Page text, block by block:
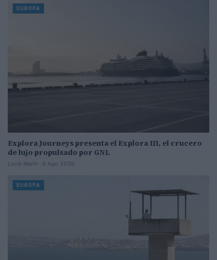
EUROPA
Explora Journeys presenta el Explora III, el crucero
de lujo propulsado por GNL
Lucía Marín · 6 Ago 2026
EUROPA